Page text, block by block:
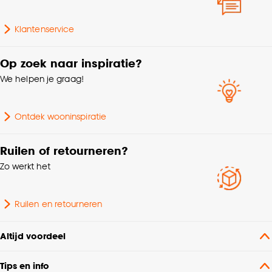
Goed om te weten is dat je deze keuze altijd nog
cookieverklaring
Klantenservice
Op zoek naar inspiratie?
We helpen je graag!
Ontdek wooninspiratie
Ruilen of retourneren?
Zo werkt het
Ruilen en retourneren
Altijd voordeel
Tips en info